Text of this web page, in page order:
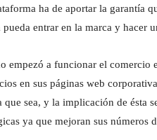
ha de aportar la garantía
entrar en la marca y hacer
empezó a funcionar el comercio
en sus páginas web
que sea, y la implicación de ésta
ya que mejoran sus números